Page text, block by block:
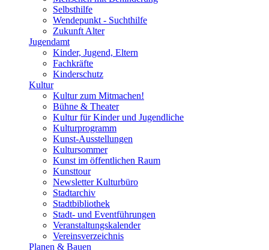
Selbsthilfe
Wendepunkt - Suchthilfe
Zukunft Alter
Jugendamt
Kinder, Jugend, Eltern
Fachkräfte
Kinderschutz
Kultur
Kultur zum Mitmachen!
Bühne & Theater
Kultur für Kinder und Jugendliche
Kulturprogramm
Kunst-Ausstellungen
Kultursommer
Kunst im öffentlichen Raum
Kunsttour
Newsletter Kulturbüro
Stadtarchiv
Stadtbibliothek
Stadt- und Eventführungen
Veranstaltungskalender
Vereinsverzeichnis
Planen & Bauen